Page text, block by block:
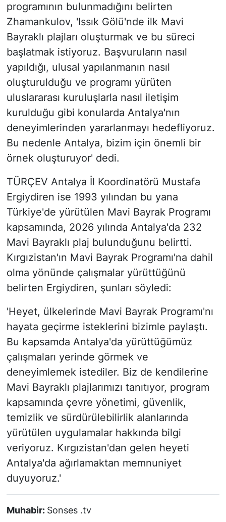
programının bulunmadığını belirten
Zhamankulov, 'Issık Gölü'nde ilk Mavi
Bayraklı plajları oluşturmak ve bu süreci
başlatmak istiyoruz. Başvuruların nasıl
yapıldığı, ulusal yapılanmanın nasıl
oluşturulduğu ve programı yürüten
uluslararası kuruluşlarla nasıl iletişim
kurulduğu gibi konularda Antalya'nın
deneyimlerinden yararlanmayı hedefliyoruz.
Bu nedenle Antalya, bizim için önemli bir
örnek oluşturuyor' dedi.
TÜRÇEV Antalya İl Koordinatörü Mustafa
Ergiydiren ise 1993 yılından bu yana
Türkiye'de yürütülen Mavi Bayrak Programı
kapsamında, 2026 yılında Antalya'da 232
Mavi Bayraklı plaj bulunduğunu belirtti.
Kırgızistan'ın Mavi Bayrak Programı'na dahil
olma yönünde çalışmalar yürüttüğünü
belirten Ergiydiren, şunları söyledi:
'Heyet, ülkelerinde Mavi Bayrak Programı'nı
hayata geçirme isteklerini bizimle paylaştı.
Bu kapsamda Antalya'da yürüttüğümüz
çalışmaları yerinde görmek ve
deneyimlemek istediler. Biz de kendilerine
Mavi Bayraklı plajlarımızı tanıtıyor, program
kapsamında çevre yönetimi, güvenlik,
temizlik ve sürdürülebilirlik alanlarında
yürütülen uygulamalar hakkında bilgi
veriyoruz. Kırgızistan'dan gelen heyeti
Antalya'da ağırlamaktan memnuniyet
duyuyoruz.'
Muhabir: Sonses .tv